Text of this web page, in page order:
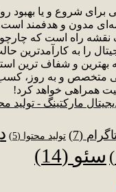
برای شروع و یا بهبود
مدون و هدفمند
نقشه راه است که
را به کارآمدترین
بهترین و شفاف ترین
متخصص و به روز، کسب
همراهی خواهد کرد!
(7) تولید محتوا (5)
سئو (14)